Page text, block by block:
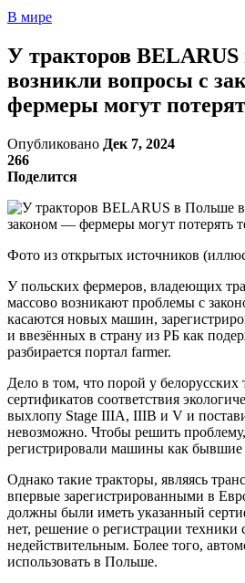
В мире
У тракторов
возникли вопросы с
фермеры могут
Опубликовано Дек 7, 2024
266
Поделится
Фото из открытых источников
У польских фермеров, владеющих
массово возникают проблемы с
касаются новых машин,
и ввезённых в страну из РБ как
разбирается портал farmer.
Дело в том, что порой у белорусских
сертификатов соответствия
выхлопу Stage IIIA, IIIB и V и
невозможно. Чтобы решить
регистрировали машины как бывшие
Однако такие тракторы, являясь
впервые зарегистрированными в
должны были иметь указанный
нет, решение о регистрации техники
недействительным. Более того,
использовать в Польше.